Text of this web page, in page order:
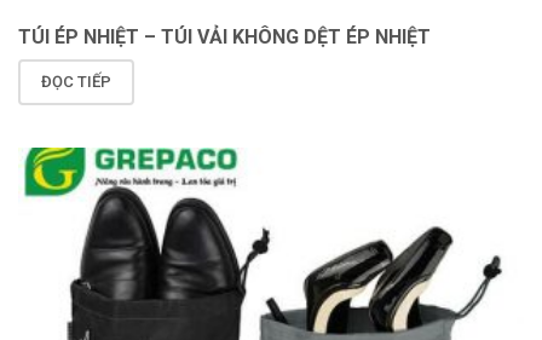
TÚI ÉP NHIỆT – TÚI VẢI KHÔNG DỆT ÉP NHIỆT
ĐỌC TIẾP